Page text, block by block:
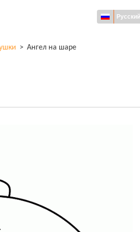
Русский
> Ангел на шаре